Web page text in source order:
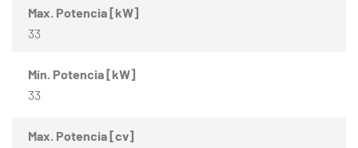
Max. Potencia [kW]
33
Mín. Potencia [kW]
33
Max. Potencia [cv]